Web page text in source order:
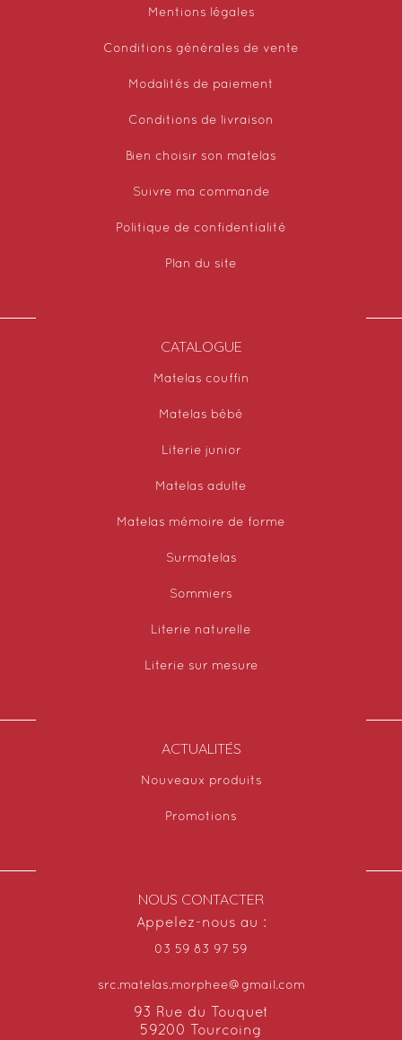
Mentions légales
Conditions générales de vente
Modalités de paiement
Conditions de livraison
Bien choisir son matelas
Suivre ma commande
Politique de confidentialité
Plan du site
CATALOGUE
Matelas couffin
Matelas bébé
Literie junior
Matelas adulte
Matelas mémoire de forme
Surmatelas
Sommiers
Literie naturelle
Literie sur mesure
ACTUALITÉS
Nouveaux produits
Promotions
NOUS CONTACTER
Appelez-nous au :
03 59 83 97 59
src.matelas.morphee@gmail.com
93 Rue du Touquet
59200 Tourcoing